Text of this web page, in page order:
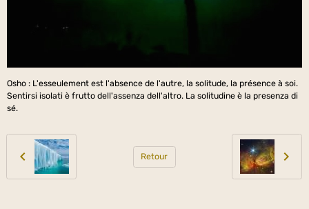
Osho : L'esseulement est l'absence de l'autre, la solitude, la présence à soi.
Sentirsi isolati è frutto dell'assenza dell'altro. La solitudine è la presenza di
sé.
Retour